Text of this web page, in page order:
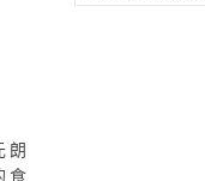
朗
食